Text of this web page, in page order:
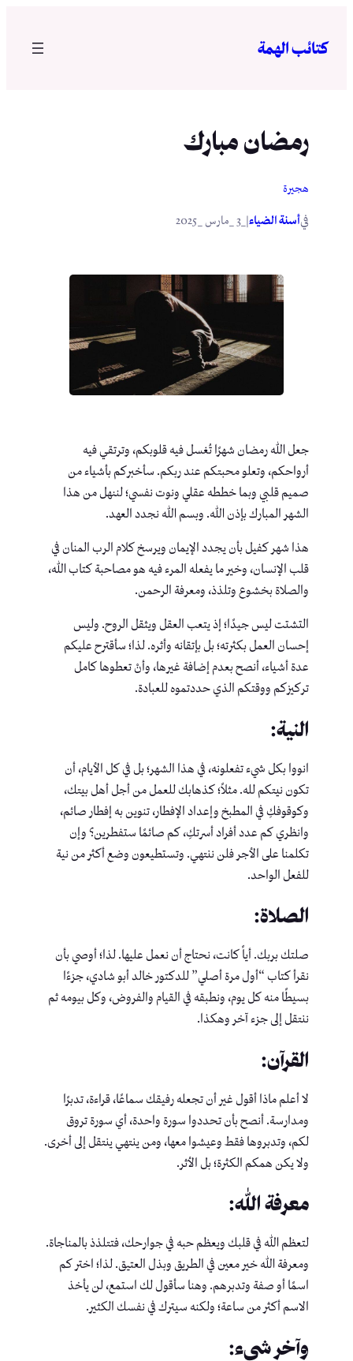
المحتوى
كتائب الهمة
رمضان مبارك
هجيرة
فيأسنة الضياء
جعل الله رمضان شهرًا تُغسل فيه قلوبكم، وترتقي فيه
أرواحكم، وتعلو محبتكم عند ربكم. سأخبركم بأشياء من
صميم قلبي وبما خططه عقلي ونوت نفسي؛ لننهل من هذا
الشهر المبارك بإذن الله. وبسم الله نجدد العهد.
هذا شهر كفيل بأن يجدد الإيمان ويرسخ كلام الرب المنان في
قلب الإنسان، وخير ما يفعله المرء فيه هو مصاحبة كتاب الله،
والصلاة بخشوع وتلذذ، ومعرفة الرحمن.
التشتت ليس جيدًا؛ إذ يتعب العقل ويثقل الروح. وليس
إحسان العمل بكثرته؛ بل بإتقانه وأثره. لذا؛ سأقترح عليكم
عدة أشياء، أنصح بعدم إضافة غيرها، وأنْ تعطوها كامل
تركيزكم ووقتكم الذي حددتموه للعبادة.
النية:
انووا بكل شيء تفعلونه، في هذا الشهر؛ بل في كل الأيام، أن
تكون نيتكم لله. مثلاً؛ كذهابك للعمل من أجل أهل بيتك،
وكوقوفكِ في المطبخ وإعداد الإفطار، تنوين به إفطار صائم،
وانظري كم عدد أفراد أسرتكِ، كم صائمًا ستفطرين؟ وإن
تكلمنا على الأجر فلن ننتهي. وتستطيعون وضع أكثر من نية
للفعل الواحد.
الصلاة:
صلتك بربك. أياً كانت، نحتاج أن نعمل عليها. لذا؛ أوصي بأن
نقرأ كتاب “أول مرة أصلي” للدكتور خالد أبو شادي، جزءًا
بسيطًا منه كل يوم، ونطبقه في القيام والفروض، وكل بيومه ثم
ننتقل إلى جزء آخر وهكذا.
القرآن:
لا أعلم ماذا أقول غير أن تجعله رفيقك سماعًا، قراءة، تدبرًا
ومدارسة. أنصح بأن تحددوا سورة واحدة، أي سورة تروق
لكم، وتدبروها فقط وعيشوا معها، ومن ينتهي ينتقل إلى أخرى.
ولا يكن همكم الكثرة؛ بل الأثر.
معرفة الله:
لتعظم الله في قلبك ويعظم حبه في جوارحك، فتتلذذ بالمناجاة.
ومعرفة الله خير معين في الطريق وبذل العتيق. لذا؛ اختر كم
اسمًا أو صفة وتدبرهم. وهنا سأقول لك استمع، لن يأخذ
الاسم أكثر من ساعة؛ ولكنه سيترك في نفسك الكثير.
وآخر شيء: